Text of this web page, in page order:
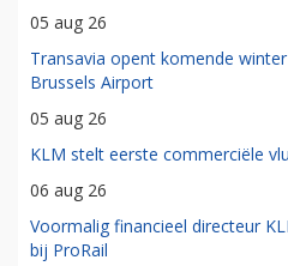
05 aug 26
Transavia opent komende
Brussels Airport
05 aug 26
KLM stelt eerste commerciële
06 aug 26
Voormalig financieel directeur
bij ProRail